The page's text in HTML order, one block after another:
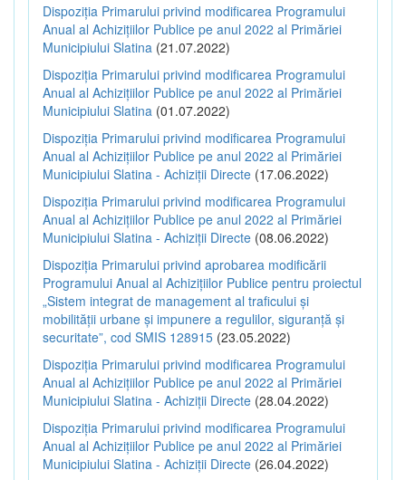
Dispoziția Primarului privind modificarea Programului
Anual al Achizițiilor Publice pe anul 2022 al Primăriei
Municipiului Slatina (21.07.2022)
Dispoziția Primarului privind modificarea Programului
Anual al Achizițiilor Publice pe anul 2022 al Primăriei
Municipiului Slatina (01.07.2022)
Dispoziția Primarului privind modificarea Programului
Anual al Achizițiilor Publice pe anul 2022 al Primăriei
Municipiului Slatina - Achiziții Directe (17.06.2022)
Dispoziția Primarului privind modificarea Programului
Anual al Achizițiilor Publice pe anul 2022 al Primăriei
Municipiului Slatina - Achiziții Directe (08.06.2022)
Dispoziția Primarului privind aprobarea modificării
Programului Anual al Achizițiilor Publice pentru proiectul
„Sistem integrat de management al traficului și
mobilității urbane și impunere a regulilor, siguranță și
securitate”, cod SMIS 128915 (23.05.2022)
Dispoziția Primarului privind modificarea Programului
Anual al Achizițiilor Publice pe anul 2022 al Primăriei
Municipiului Slatina - Achiziții Directe (28.04.2022)
Dispoziția Primarului privind modificarea Programului
Anual al Achizițiilor Publice pe anul 2022 al Primăriei
Municipiului Slatina - Achiziții Directe (26.04.2022)